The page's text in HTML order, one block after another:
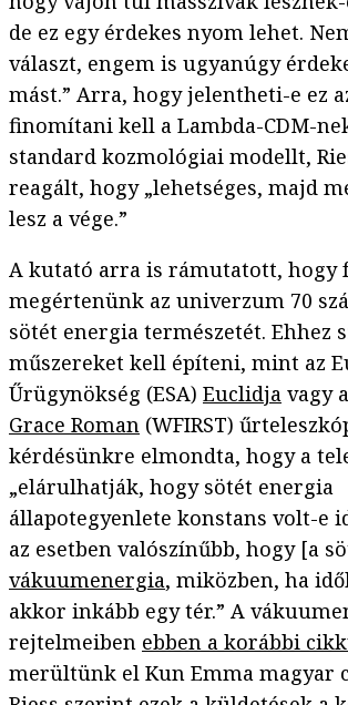
de ez egy érdekes nyom lehet.
választ, engem is ugyanúgy
mást.” Arra, hogy jelentheti-e ez
finomítani kell a Lambda-CDM-
standard kozmológiai modellt,
reagált, hogy „lehetséges, majd
lesz a vége.”
A kutató arra is rámutatott, hogy
megértenünk az univerzum 70
sötét energia természetét. Ehhez
műszereket kell építeni, mint az
Űrügynökség (ESA) Euclidja vagy
Grace Roman (WFIRST)
kérdésünkre elmondta, hogy a
„elárulhatják, hogy sötét energia
állapotegyenlete konstans volt-e
az esetben valószínűbb, hogy [a
vákuumenergia, miközben, ha
akkor inkább egy tér.” A
rejtelmeiben ebben a korábbi
merültünk el Kun Emma magyar